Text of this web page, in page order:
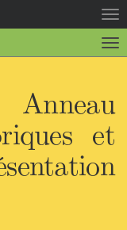
la
la
Anneau
et